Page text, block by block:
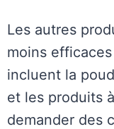
Les autres
moins
incluent la
et les produits
demander des